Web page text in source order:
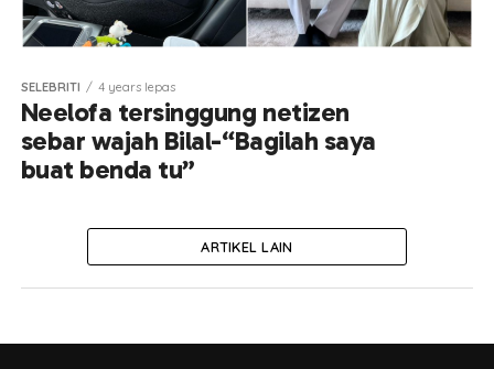
SELEBRITI 4 years lepas
Neelofa tersinggung netizen
sebar wajah Bilal-“Bagilah saya
buat benda tu”
ARTIKEL LAIN